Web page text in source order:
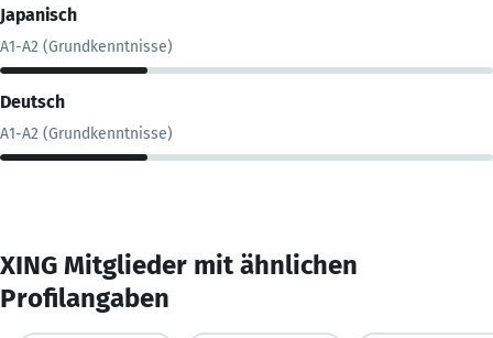
Japanisch
A1-A2 (Grundkenntnisse)
Deutsch
A1-A2 (Grundkenntnisse)
XING Mitglieder mit ähnlichen
Profilangaben